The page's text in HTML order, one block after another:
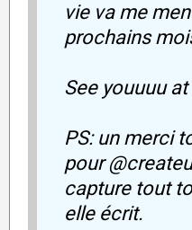
vie va me
prochains
See youuuu at
PS: un merci
pour
capture tout
elle écrit.